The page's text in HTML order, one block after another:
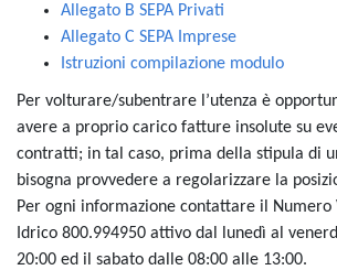
Allegato B SEPA Privati
Allegato C SEPA Imprese
Istruzioni compilazione modulo
Per volturare/subentrare l’utenza è
avere a proprio carico fatture insolute su
contratti; in tal caso, prima della stipula di
bisogna provvedere a regolarizzare la
Per ogni informazione contattare il Numero
Idrico 800.994950 attivo dal lunedì al
20:00 ed il sabato dalle 08:00 alle 13:00.